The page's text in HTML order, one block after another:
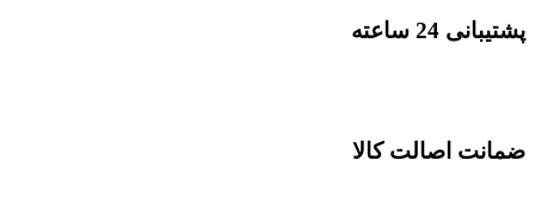
پشتیبانی 24 ساعته
ضمانت اصالت کالا